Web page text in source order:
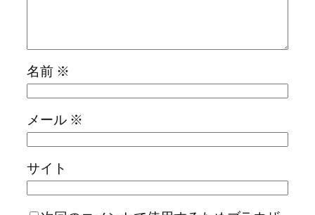
名前 ※
メール ※
サイト